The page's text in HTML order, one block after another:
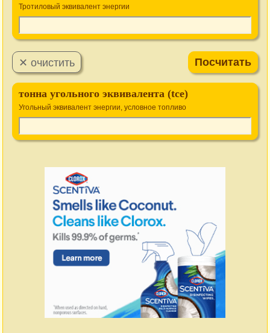
Тротиловый эквивалент энергии
тонна угольного эквивалента (tce)
Угольный эквивалент энергии, условное топливо